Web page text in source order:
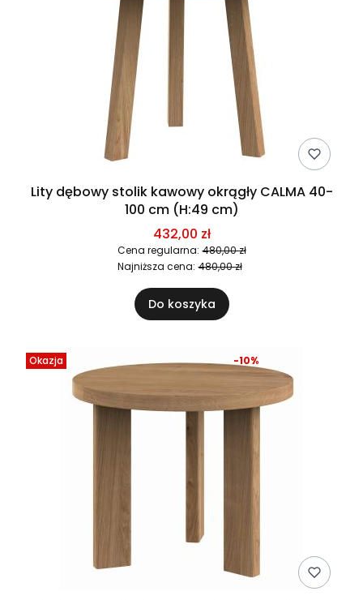
Lity dębowy stolik kawowy okrągły CALMA 40-
100 cm (H:49 cm)
432,00 zł
Cena regularna: 480,00 zł
Najniższa cena: 480,00 zł
Do koszyka
Okazja -10%